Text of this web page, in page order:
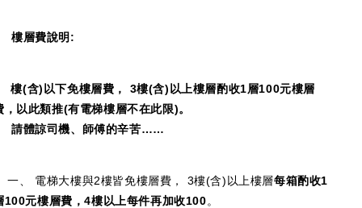
層費說明:
樓(含)以下免樓層費， 3樓(含)以上樓層酌收1層100元樓層
，以此類推(有電梯樓層不在此限)。
體諒司機、師傅的辛苦……
、 電梯大樓與2樓皆免樓層費， 3樓(含)以上樓層每箱酌收1
100元樓層費，4樓以上每件再加收100。